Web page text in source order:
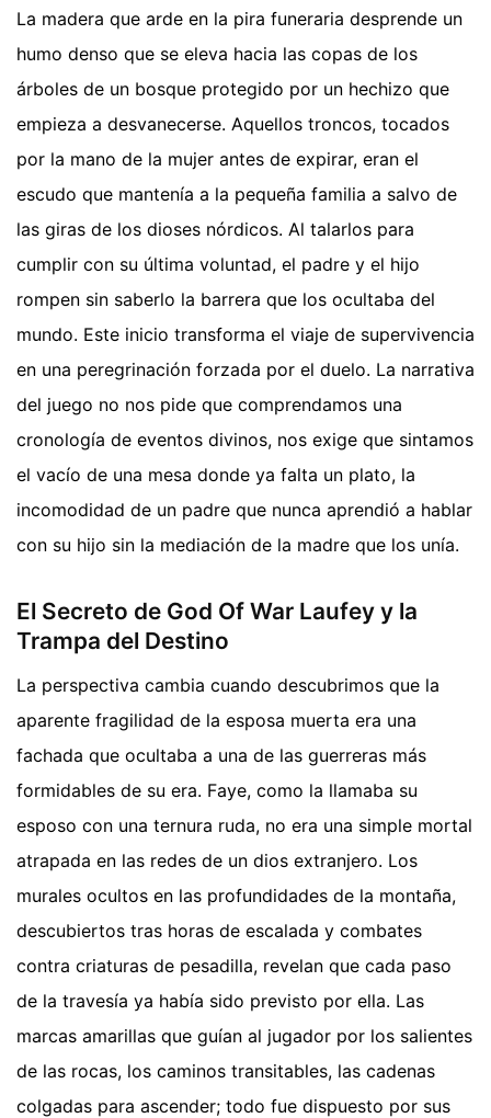
La madera que arde en la pira funeraria desprende un
humo denso que se eleva hacia las copas de los
árboles de un bosque protegido por un hechizo que
empieza a desvanecerse. Aquellos troncos, tocados
por la mano de la mujer antes de expirar, eran el
escudo que mantenía a la pequeña familia a salvo de
las giras de los dioses nórdicos. Al talarlos para
cumplir con su última voluntad, el padre y el hijo
rompen sin saberlo la barrera que los ocultaba del
mundo. Este inicio transforma el viaje de supervivencia
en una peregrinación forzada por el duelo. La narrativa
del juego no nos pide que comprendamos una
cronología de eventos divinos, nos exige que sintamos
el vacío de una mesa donde ya falta un plato, la
incomodidad de un padre que nunca aprendió a hablar
con su hijo sin la mediación de la madre que los unía.
El Secreto de God Of War Laufey y la
Trampa del Destino
La perspectiva cambia cuando descubrimos que la
aparente fragilidad de la esposa muerta era una
fachada que ocultaba a una de las guerreras más
formidables de su era. Faye, como la llamaba su
esposo con una ternura ruda, no era una simple mortal
atrapada en las redes de un dios extranjero. Los
murales ocultos en las profundidades de la montaña,
descubiertos tras horas de escalada y combates
contra criaturas de pesadilla, revelan que cada paso
de la travesía ya había sido previsto por ella. Las
marcas amarillas que guían al jugador por los salientes
de las rocas, los caminos transitables, las cadenas
colgadas para ascender; todo fue dispuesto por sus